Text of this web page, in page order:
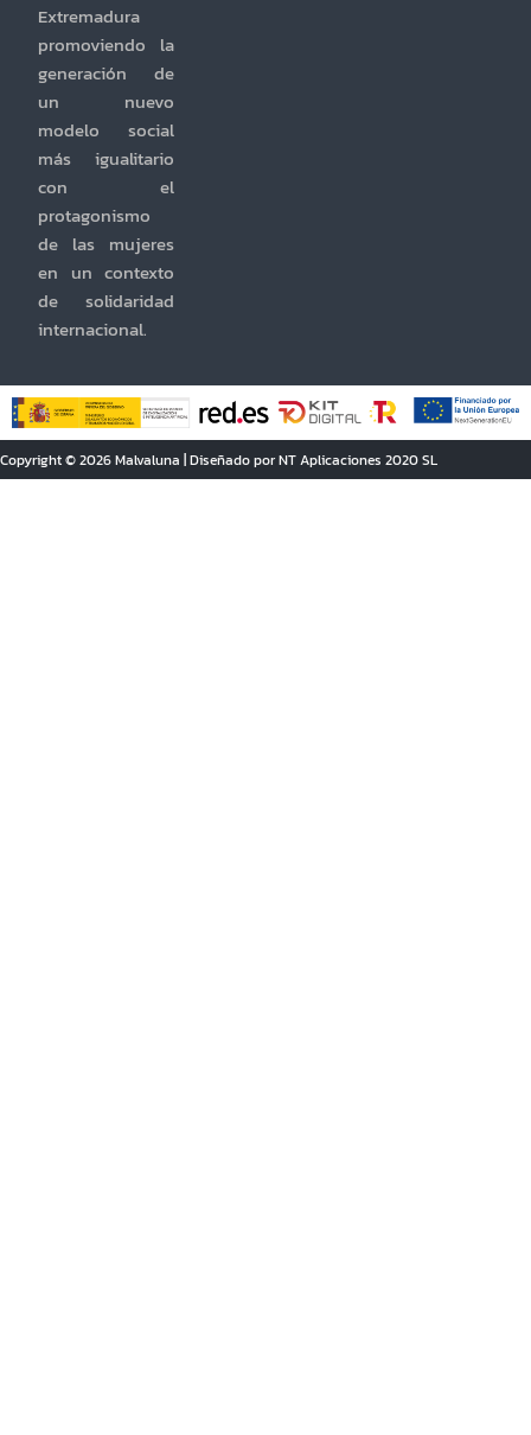
Extremadura
promoviendo la
generación de
un nuevo
modelo social
más igualitario
con el
protagonismo
de las mujeres
en un contexto
de solidaridad
internacional.
Copyright © 2026 Malvaluna | Diseñado por NT Aplicaciones 2020 SL